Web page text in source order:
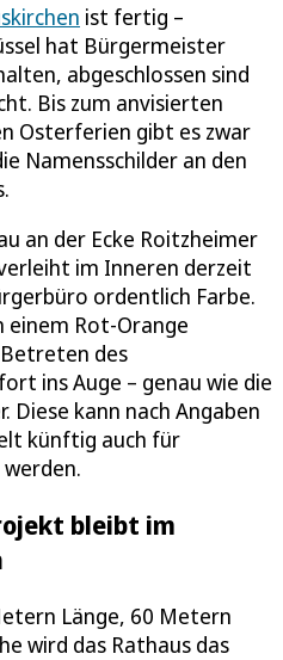
ist fertig –
hat Bürgermeister
abgeschlossen sind
Bis zum anvisierten
Osterferien gibt es zwar
Namensschilder an den
an der Ecke Roitzheimer
im Inneren derzeit
ordentlich Farbe.
einem Rot-Orange
des
ins Auge – genau wie die
Diese kann nach Angaben
künftig auch für
bleibt im
Länge, 60 Metern
wird das Rathaus das